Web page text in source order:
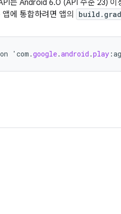
는 Android 6.0 (API 수준 23)
에 통합하려면 앱의
' com .google.android .play :